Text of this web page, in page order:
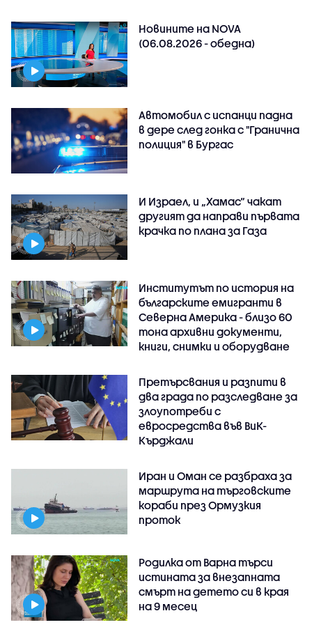
Новините на NOVA
(06.08.2026 - обедна)
Автомобил с испанци падна
в дере след гонка с "Гранична
полиция" в Бургас
И Израел, и „Хамас“ чакат
другият да направи първата
крачка по плана за Газа
Институтът по история на
българските емигранти в
Северна Америка - близо 60
тона архивни документи,
книги, снимки и оборудване
Претърсвания и разпити в
два града по разследване за
злоупотреби с
евросредства във ВиК-
Кърджали
Иран и Оман се разбраха за
маршрута на търговските
кораби през Ормузкия
проток
Родилка от Варна търси
истината за внезапната
смърт на детето си в края
на 9 месец